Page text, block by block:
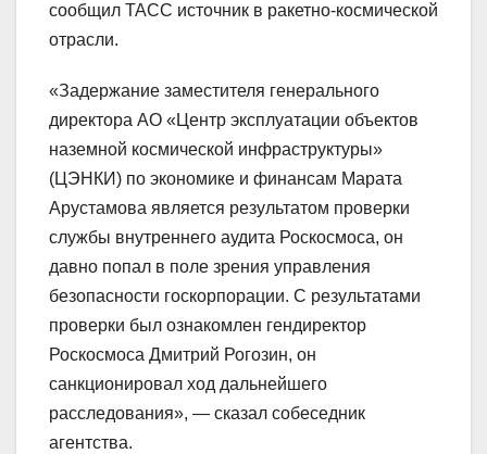
сообщил ТАСС источник в ракетно-космической
отрасли.
«Задержание заместителя генерального
директора АО «Центр эксплуатации объектов
наземной космической инфраструктуры»
(ЦЭНКИ) по экономике и финансам Марата
Арустамова является результатом проверки
службы внутреннего аудита Роскосмоса, он
давно попал в поле зрения управления
безопасности госкорпорации. С результатами
проверки был ознакомлен гендиректор
Роскосмоса Дмитрий Рогозин, он
санкционировал ход дальнейшего
расследования», — сказал собеседник
агентства.